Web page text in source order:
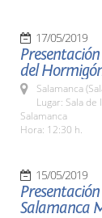
17/05/2019
del
Salamanca
Lugar: Sala
Salamanca
Hora: 12:30 h.
15/05/2019
Salamanca